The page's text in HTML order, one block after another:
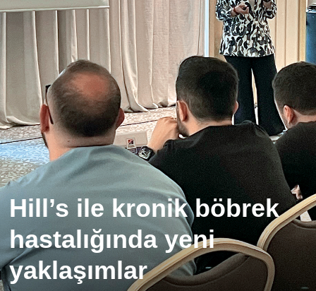
Hill’s ile kronik böbrek
hastalığında yeni
yaklaşımlar